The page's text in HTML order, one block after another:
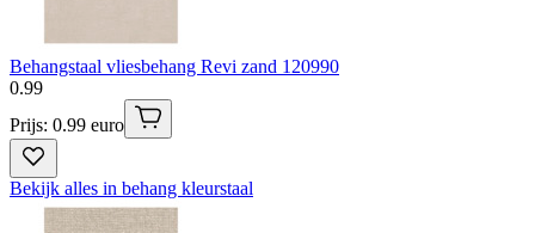
Behangstaal vliesbehang Revi zand 120990
0.99
Prijs: 0.99 euro
Bekijk alles in behang kleurstaal